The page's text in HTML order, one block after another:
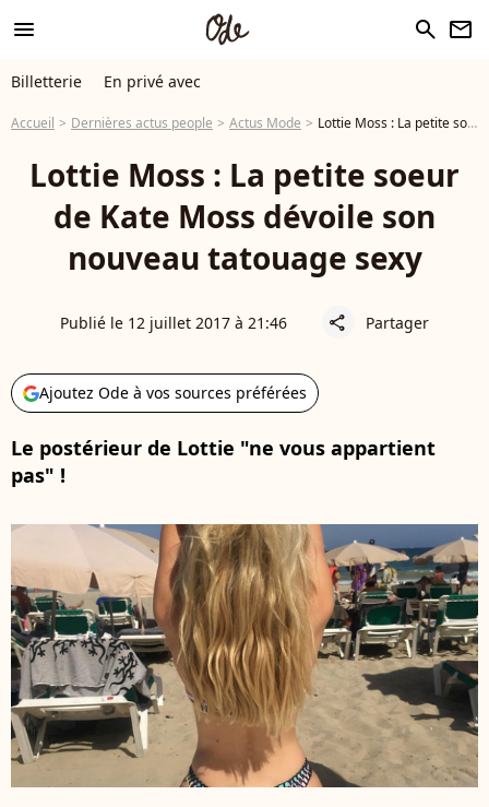
menu search newsletter
Billetterie En privé avec
Accueil Dernières actus people Actus Mode Lottie Moss : La petite soeur de Kate Moss dévoile son nouveau tatouage sexy
Lottie Moss : La petite soeur
de Kate Moss dévoile son
nouveau tatouage sexy
Publié le 12 juillet 2017 à 21:46 share Partager
Ajoutez Ode à vos sources préférées
Le postérieur de Lottie "ne vous appartient
pas" !